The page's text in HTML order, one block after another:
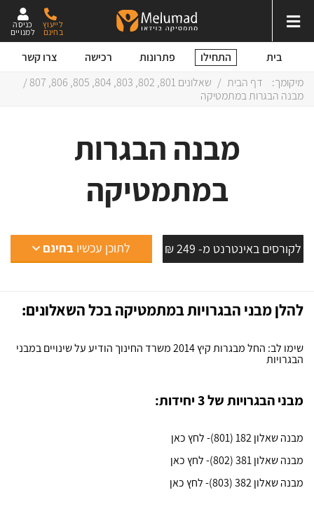
כניסה
למנויים
לייעוץ
בחינם
בית התחילו פתרונות רכישה צרו קשר
מבנה הבגרות
במתמטיקה
לקורסים באינטרנט מ- 249 ₪ לתוכן עכשיובחינם
מיקומך: דף הבית / שאלונים 801
,
802
,
803
,
804
,
805
,
806
,
807
/
מבנה הבגרות במתמטיקה
להלן מבני הבגרויות במתמטיקה בכל השאלונים:
שימו לב: החל מבגרות קיץ 2014 משרד החינוך הודיע על שינויים במבני
הבגרויות
מבני הבגרויות של 3 יחידות:
מבנה שאלון 182 (801)- לחץ כאן
מבנה שאלון 381 (802)- לחץ כאן
מבנה שאלון 382 (803)- לחץ כאן